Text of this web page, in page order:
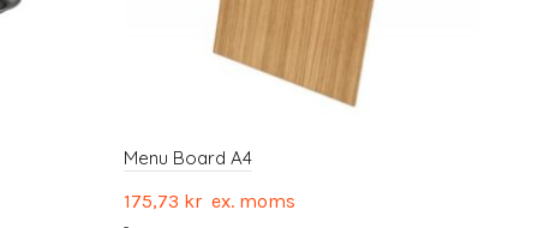
Menu Board A4
175,73 krex. moms